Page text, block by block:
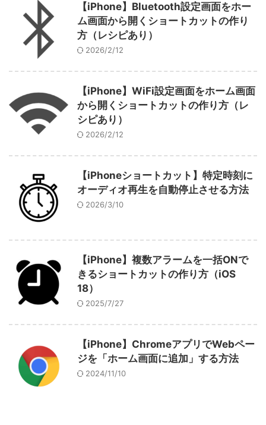
【iPhone】Bluetooth設定画面をホー
ム画面から開くショートカットの作り
方（レシピあり）
2026/2/12
【iPhone】WiFi設定画面をホーム画面
から開くショートカットの作り方（レ
シピあり）
2026/2/12
【iPhoneショートカット】特定時刻に
オーディオ再生を自動停止させる方法
2026/3/10
【iPhone】複数アラームを一括ONで
きるショートカットの作り方（iOS
18）
2025/7/27
【iPhone】ChromeアプリでWebペー
ジを「ホーム画面に追加」する方法
2024/11/10